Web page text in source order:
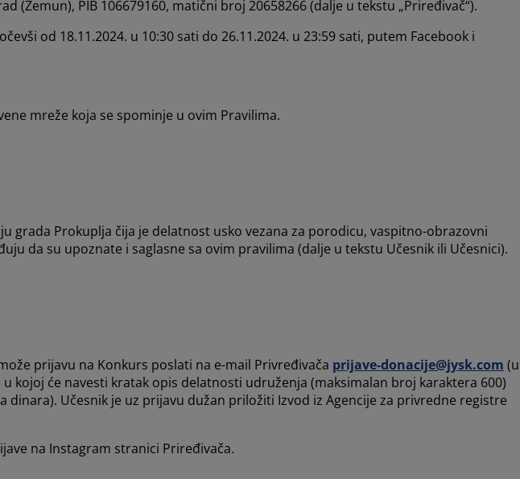
(Zemun), PIB 106679160, matični broj 20658266 (dalje u tekstu „Priređivač“).
od 18.11.2024. u 10:30 sati do 26.11.2024. u 23:59 sati, putem Facebook i
mreže koja se spominje u ovim Pravilima.
Prokuplja čija je delatnost usko vezana za porodicu, vaspitno-obrazovni
da su upoznate i saglasne sa ovim pravilima (dalje u tekstu Učesnik ili Učesnici).
prijavu na Konkurs poslati na e-mail Privređivača prijave-donacije@jysk.com (u
kojoj će navesti kratak opis delatnosti udruženja (maksimalan broj karaktera 600)
Učesnik je uz prijavu dužan priložiti Izvod iz Agencije za privredne registre
na Instagram stranici Priređivača.